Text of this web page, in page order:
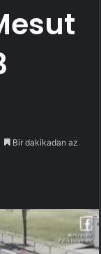
Bir dakikadan az